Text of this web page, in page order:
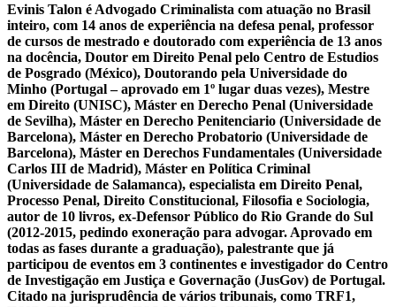
Evinis Talon é Advogado Criminalista com atuação no Brasil
inteiro, com 14 anos de experiência na defesa penal, professor
de cursos de mestrado e doutorado com experiência de 13 anos
na docência, Doutor em Direito Penal pelo Centro de Estudios
de Posgrado (México), Doutorando pela Universidade do
Minho (Portugal – aprovado em 1º lugar duas vezes), Mestre
em Direito (UNISC), Máster en Derecho Penal (Universidade
de Sevilha), Máster en Derecho Penitenciario (Universidade de
Barcelona), Máster en Derecho Probatorio (Universidade de
Barcelona), Máster en Derechos Fundamentales (Universidade
Carlos III de Madrid), Máster en Política Criminal
(Universidade de Salamanca), especialista em Direito Penal,
Processo Penal, Direito Constitucional, Filosofia e Sociologia,
autor de 10 livros, ex-Defensor Público do Rio Grande do Sul
(2012-2015, pedindo exoneração para advogar. Aprovado em
todas as fases durante a graduação), palestrante que já
participou de eventos em 3 continentes e investigador do Centro
de Investigação em Justiça e Governação (JusGov) de Portugal.
Citado na jurisprudência de vários tribunais, como TRF1,